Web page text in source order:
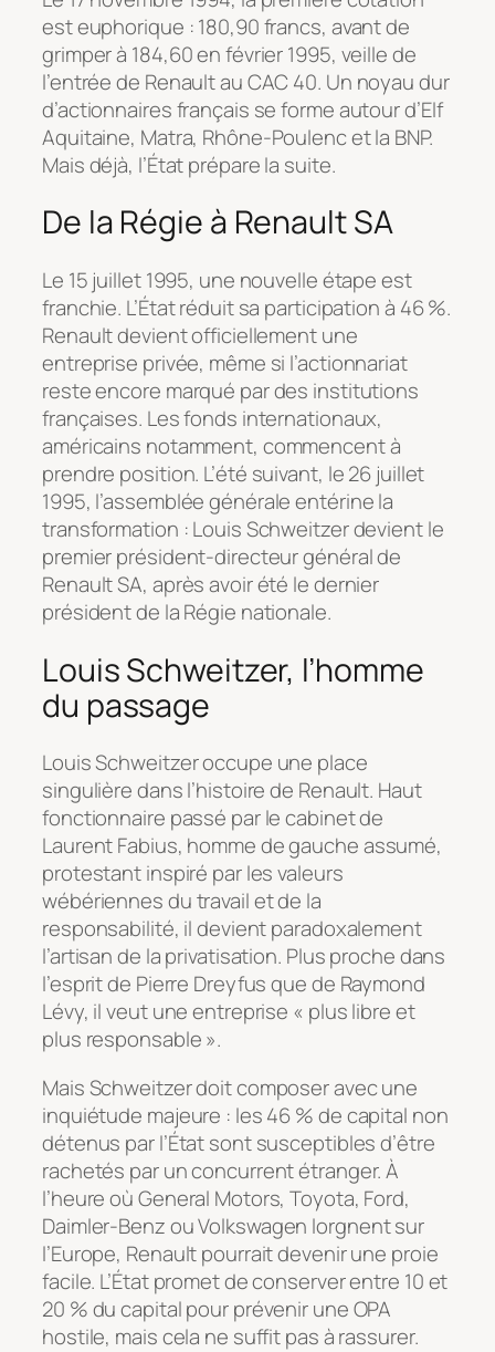
est euphorique : 180,90 francs, avant de
grimper à 184,60 en février 1995, veille de
l’entrée de Renault au CAC 40. Un noyau dur
d’actionnaires français se forme autour d’Elf
Aquitaine, Matra, Rhône-Poulenc et la BNP.
Mais déjà, l’État prépare la suite.
De la Régie à Renault SA
Le 15 juillet 1995, une nouvelle étape est
franchie. L’État réduit sa participation à 46 %.
Renault devient officiellement une
entreprise privée, même si l’actionnariat
reste encore marqué par des institutions
françaises. Les fonds internationaux,
américains notamment, commencent à
prendre position. L’été suivant, le 26 juillet
1995, l’assemblée générale entérine la
transformation : Louis Schweitzer devient le
premier président-directeur général de
Renault SA, après avoir été le dernier
président de la Régie nationale.
Louis Schweitzer, l’homme
du passage
Louis Schweitzer occupe une place
singulière dans l’histoire de Renault. Haut
fonctionnaire passé par le cabinet de
Laurent Fabius, homme de gauche assumé,
protestant inspiré par les valeurs
wébériennes du travail et de la
responsabilité, il devient paradoxalement
l’artisan de la privatisation. Plus proche dans
l’esprit de Pierre Dreyfus que de Raymond
Lévy, il veut une entreprise « plus libre et
plus responsable ».
Mais Schweitzer doit composer avec une
inquiétude majeure : les 46 % de capital non
détenus par l’État sont susceptibles d’être
rachetés par un concurrent étranger. À
l’heure où General Motors, Toyota, Ford,
Daimler-Benz ou Volkswagen lorgnent sur
l’Europe, Renault pourrait devenir une proie
facile. L’État promet de conserver entre 10 et
20 % du capital pour prévenir une OPA
hostile, mais cela ne suffit pas à rassurer.